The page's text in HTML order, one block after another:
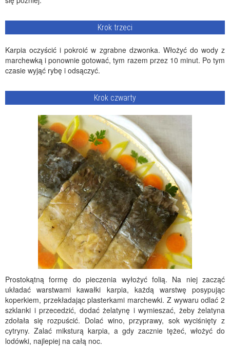
Krok trzeci
Karpia oczyścić i pokroić w zgrabne dzwonka. Włożyć do wody z
marchewką i ponownie gotować, tym razem przez 10 minut. Po tym
czasie wyjąć rybę i odsączyć.
Krok czwarty
Prostokątną formę do pieczenia wyłożyć folią. Na niej zacząć
układać warstwami kawałki karpia, każdą warstwę posypując
koperkiem, przekładając plasterkami marchewki. Z wywaru odlać 2
szklanki i przecedzić, dodać żelatynę i wymieszać, żeby żelatyna
zdołała się rozpuścić. Dolać wino, przyprawy, sok wyciśnięty z
cytryny. Zalać miksturą karpia, a gdy zacznie tężeć, włożyć do
lodówki, najlepiej na całą noc.